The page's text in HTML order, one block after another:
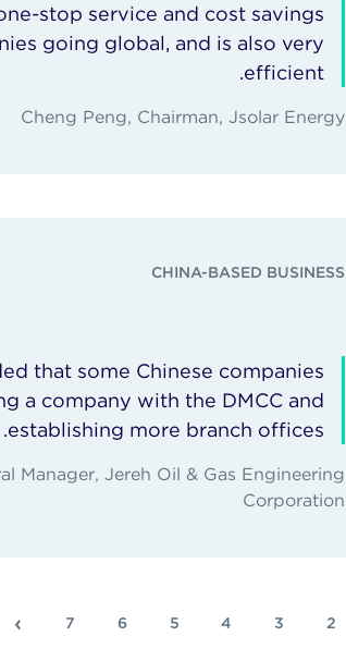
stop service and cost savings
going global, and is also very
efficient.
Cheng Peng, Chairman, Jsolar Energy
CHINA-BASED BUSINESS
that some Chinese companies
a company with the DMCC and
establishing more branch offices.
Manager, Jereh Oil & Gas Engineering
Corporation
2
3
4
5
6
7
›